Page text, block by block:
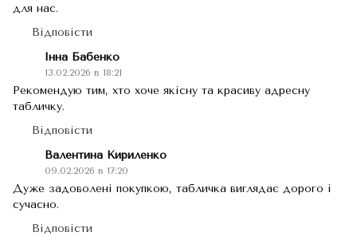
для нас.
Відповісти
Інна Бабенко
13.02.2026 в 18:21
Рекомендую тим, хто хоче якісну та красиву адресну
табличку.
Відповісти
Валентина Кириленко
09.02.2026 в 17:20
Дуже задоволені покупкою, табличка виглядає дорого і
сучасно.
Відповісти